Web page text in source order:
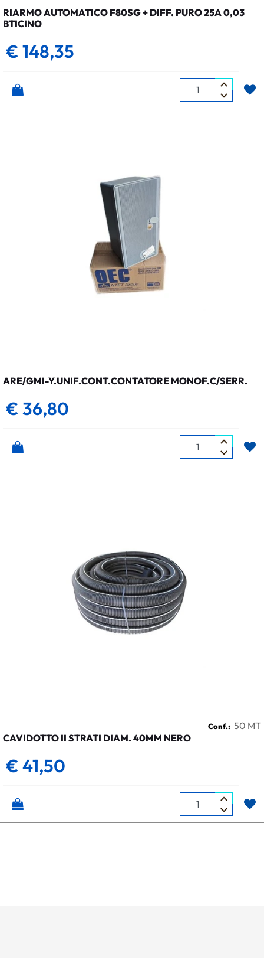
RIARMO AUTOMATICO F80SG + DIFF. PURO 25A 0,03
BTICINO
€ 148,35
Quantità
ARE/GMI-Y.UNIF.CONT.CONTATORE MONOF.C/SERR.
€ 36,80
Quantità
Conf.: 50 MT
CAVIDOTTO II STRATI DIAM. 40MM NERO
€ 41,50
Quantità